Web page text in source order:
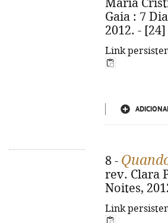
Maria
Gaia : 7
2012. -
Link
8 -
rev. Clara
Noites,
Link